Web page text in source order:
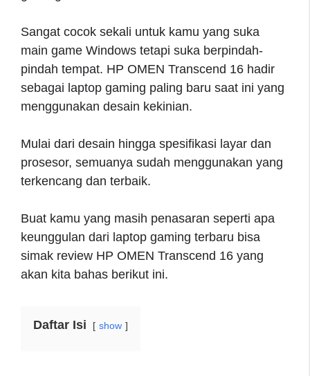
Sangat cocok sekali untuk kamu yang suka
main game Windows tetapi suka berpindah-
pindah tempat. HP OMEN Transcend 16 hadir
sebagai laptop gaming paling baru saat ini yang
menggunakan desain kekinian.
Mulai dari desain hingga spesifikasi layar dan
prosesor, semuanya sudah menggunakan yang
terkencang dan terbaik.
Buat kamu yang masih penasaran seperti apa
keunggulan dari laptop gaming terbaru bisa
simak review HP OMEN Transcend 16 yang
akan kita bahas berikut ini.
Daftar Isi show